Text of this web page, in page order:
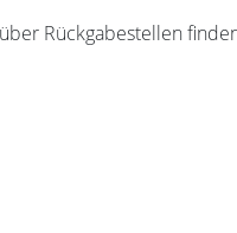
Rückgabestellen